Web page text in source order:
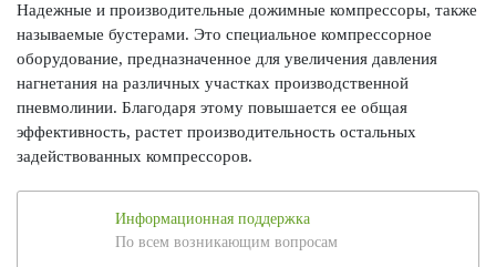
Надежные и производительные дожимные компрессоры, также
называемые бустерами. Это специальное компрессорное
оборудование, предназначенное для увеличения давления
нагнетания на различных участках производственной
пневмолинии. Благодаря этому повышается ее общая
эффективность, растет производительность остальных
задействованных компрессоров.
Информационная поддержка
По всем возникающим вопросам